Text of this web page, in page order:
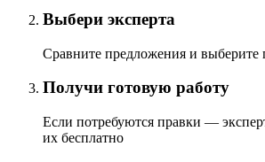
Выбери эксперта
Сравните предложения и выберите
Получи готовую работу
Если потребуются правки —
их бесплатно